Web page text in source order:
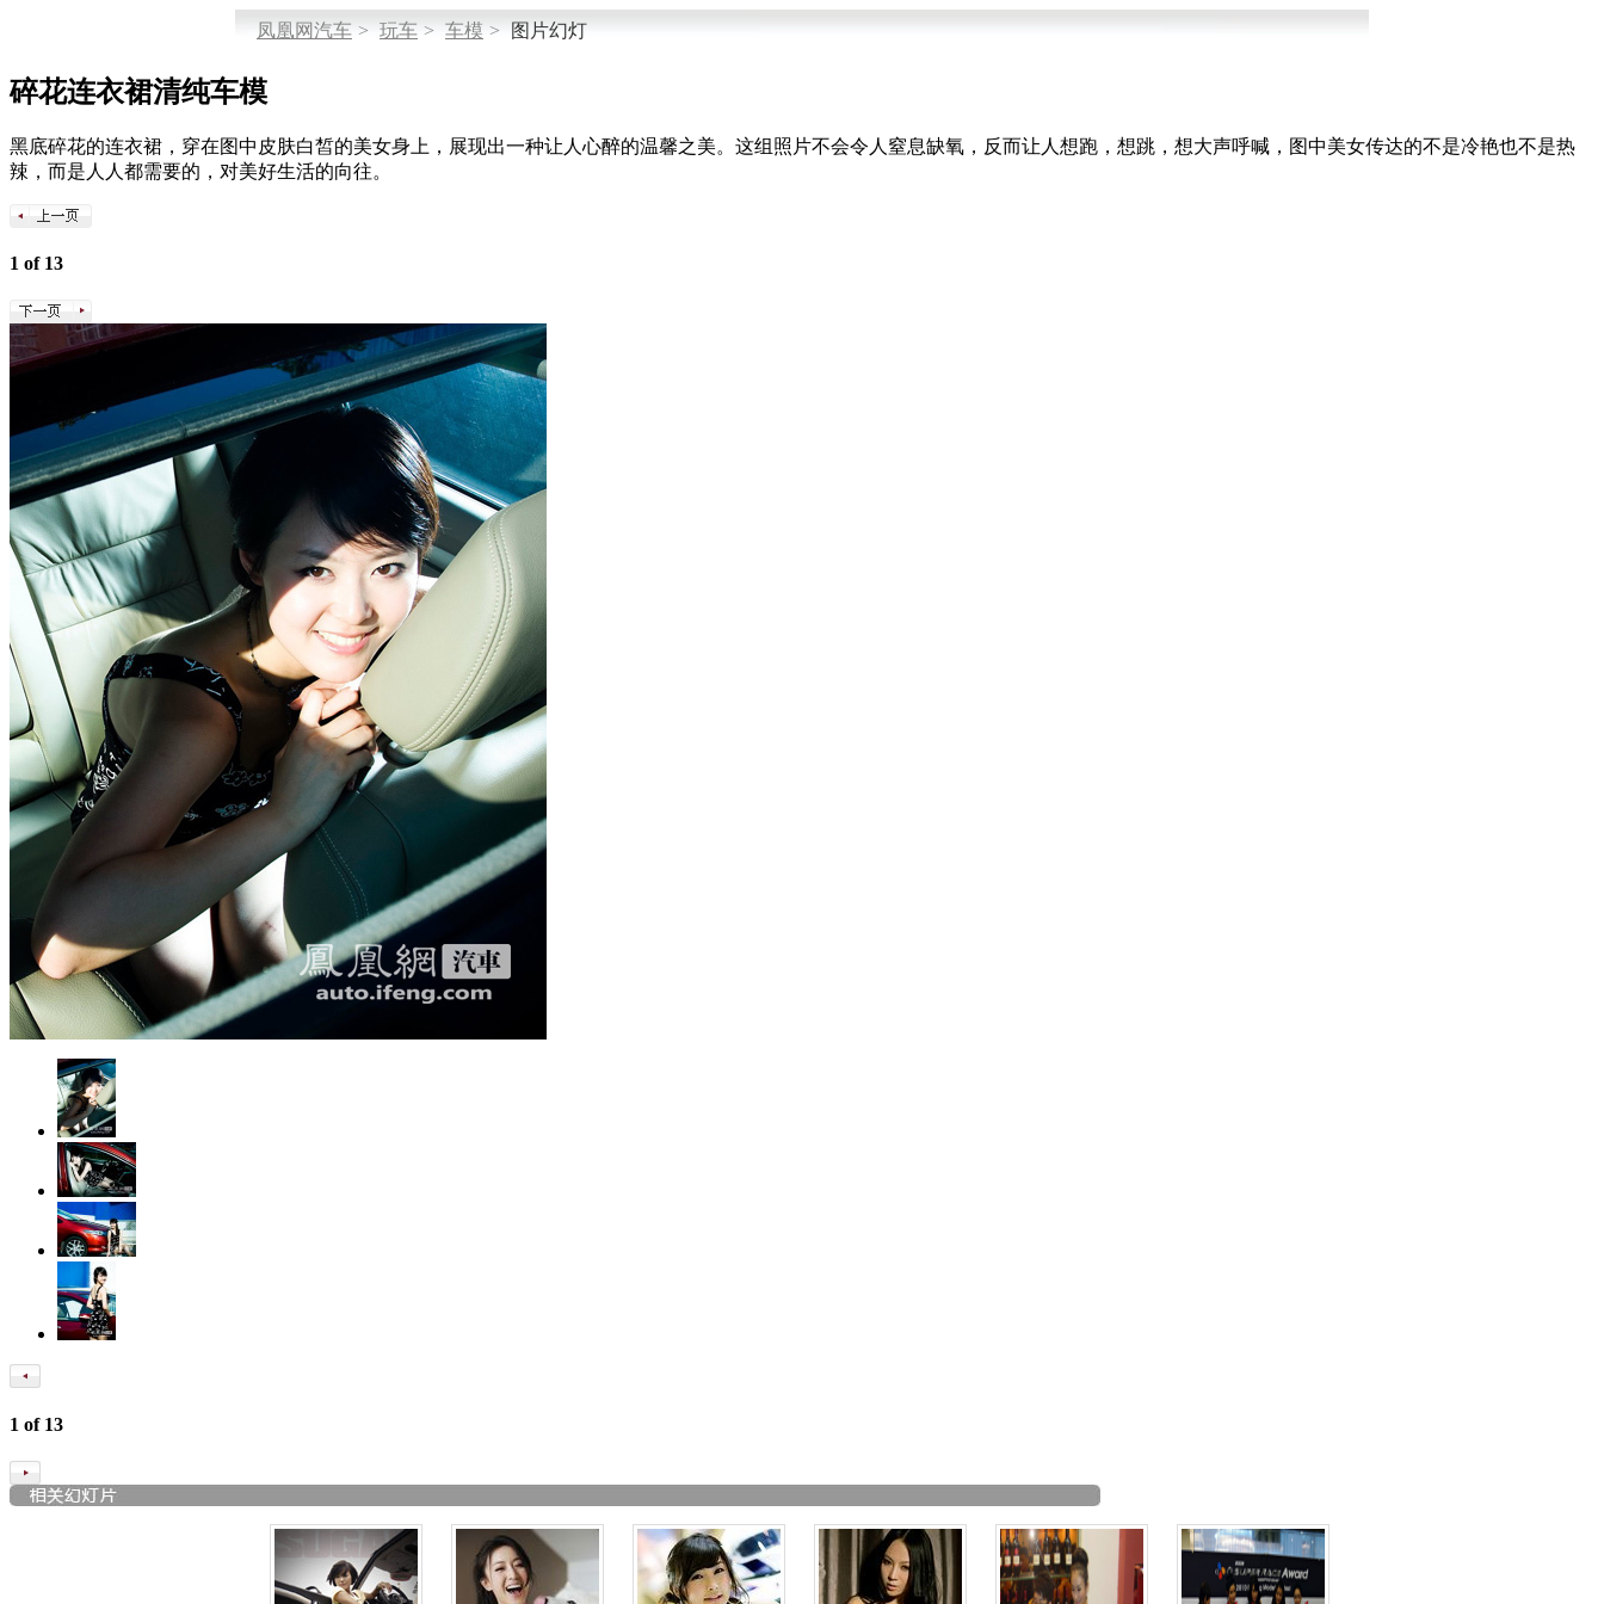
凤凰网汽车 > 玩车 > 车模 > 图片幻灯
碎花连衣裙清纯车模
黑底碎花的连衣裙，穿在图中皮肤白皙的美女身上，展现出一种让人心醉的温馨之美。这组照片不会令人窒息缺氧，反而让人想跑，想跳，想大声呼喊，图中美女传达的不是冷艳也不是热
辣，而是人人都需要的，对美好生活的向往。
1 of 13
1 of 13